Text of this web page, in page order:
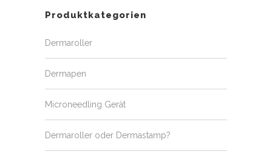
Produktkategorien
Dermaroller
Dermapen
Microneedling Gerät
Dermaroller oder Dermastamp?